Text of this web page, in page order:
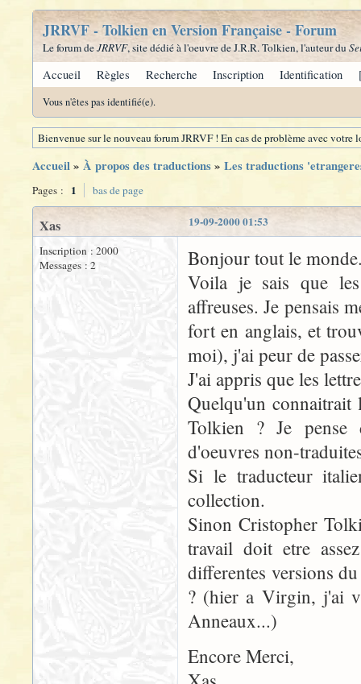
JRRVF - Tolkien en Version Française - Forum
Le forum deJRRVF, site dédié à l'oeuvre de J.R.R. Tolkien, l'auteur du
Accueil Règles Recherche Inscription Identification
Vous n'êtes pas identifié(e).
Bienvenue sur le nouveau forum JRRVF ! En cas de problème avec
Accueil» À propos des traductions» Les traductions
Pages : 1 bas de page
19-09-2000 01:53
Xas
Inscription : 2000
Messages : 2
Bonjour tout le
Voila je sais que
affreuses. Je pensais
fort en anglais, et
moi), j'ai peur de
J'ai appris que les
Quelqu'un connaitrait
Tolkien ? Je pense
d'oeuvres non-
Si le traducteur
collection.
Sinon Cristopher
travail doit etre
differentes versions
? (hier a Virgin, j'ai
Anneaux...)
Encore Merci,